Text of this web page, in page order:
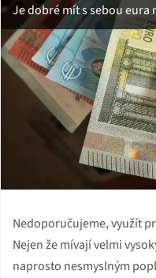
Je dobré mít s sebou eura
Nedoporučujeme, využít
Nejen že mívají velmi
naprosto nesmyslným